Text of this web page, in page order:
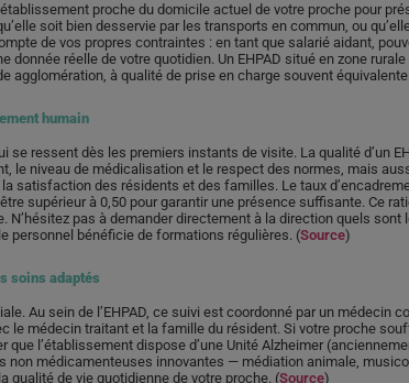
proche du domicile actuel de votre proche pour
soit bien desservie par les transports en commun, ou
de vos propres contraintes : en tant que salarié aidant,
donnée réelle de votre quotidien. Un EHPAD situé en zone
agglomération, à qualité de prise en charge souvent
humain
se ressent dès les premiers instants de visite. La qualité d’un
le niveau de médicalisation et le respect des normes, mais
la satisfaction des résidents et des familles. Le taux
supérieur à 0,50 pour garantir une présence suffisante. Ce
N’hésitez pas à demander directement à la direction quels
personnel bénéficie de formations régulières. (Source)
soins adaptés
Au sein de l’EHPAD, ce suivi est coordonné par un médecin
le médecin traitant et la famille du résident. Si votre proche
l’établissement dispose d’une Unité Alzheimer
non médicamenteuses innovantes — médiation animale,
qualité de vie quotidienne de votre proche. (Source)